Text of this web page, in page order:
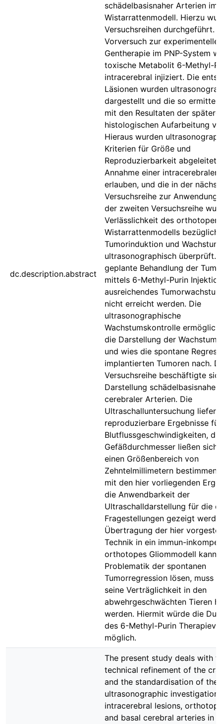
dc.description.abstract
schädelbasisnaher Arterien im
Wistarrattenmodell. Hierzu
Versuchsreihen durchgeführt.
Vorversuch zur
Gentherapie im PNP-System
toxische Metabolit 6-Methyl-
intracerebral injiziert. Die
Läsionen wurden
dargestellt und die so
mit den Resultaten der
histologischen Aufarbeitung
Hieraus wurden
Kriterien für Größe und
Reproduzierbarkeit abgeleitet,
Annahme einer intracerebralen
erlauben, und die in der
Versuchsreihe zur Anwendung
der zweiten Versuchsreihe
Verlässlichkeit des orthotopen
Wistarrattenmodells bezüglich
Tumorinduktion und Wachstum
ultrasonographisch überprüft.
geplante Behandlung der
mittels 6-Methyl-Purin Injektion
ausreichendes
nicht erreicht werden. Die
ultrasonographische
Wachstumskontrolle
die Darstellung der
und wies die spontane
implantierten Tumoren nach.
Versuchsreihe beschäftigte
Darstellung schädelbasisnaher
cerebraler Arterien. Die
Ultraschalluntersuchung
reproduzierbare Ergebnisse
Blutflussgeschwindigkeiten, die
Gefäßdurchmesser ließen sich
einen Größenbereich von
Zehntelmillimetern
mit den hier vorliegenden
die Anwendbarkeit der
Ultraschalldarstellung für die
Fragestellungen gezeigt
Übertragung der hier
Technik in ein immun-
orthotopes Gliommodell kann
Problematik der spontanen
Tumorregression lösen, muss
seine Verträglichkeit in den
abwehrgeschwächten Tieren
werden. Hiermit würde die
des 6-Methyl-Purin
möglich.
The present study deals with
technical refinement of the
and the standardisation of the
ultrasonographic investigation
intracerebral lesions,
and basal cerebral arteries in